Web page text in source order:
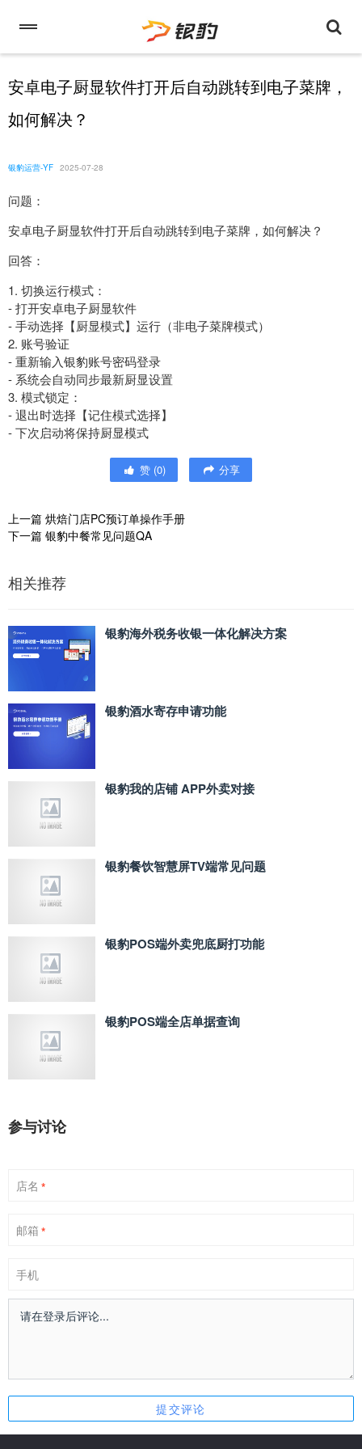
安卓电子厨显软件打开后自动跳转到电子菜牌，
如何解决？
银豹运营-YF 2025-07-28
问题：
安卓电子厨显软件打开后自动跳转到电子菜牌，如何解决？
回答：
1. 切换运行模式：
- 打开安卓电子厨显软件
- 手动选择【厨显模式】运行（非电子菜牌模式）
2. 账号验证
- 重新输入银豹账号密码登录
- 系统会自动同步最新厨显设置
3. 模式锁定：
- 退出时选择【记住模式选择】
- 下次启动将保持厨显模式
赞 (0) 分享
上一篇 烘焙门店PC预订单操作手册
下一篇 银豹中餐常见问题QA
相关推荐
银豹海外税务收银一体化解决方案
银豹酒水寄存申请功能
银豹我的店铺 APP外卖对接
银豹餐饮智慧屏TV端常见问题
银豹POS端外卖兜底厨打功能
银豹POS端全店单据查询
参与讨论
店名 *
邮箱 *
手机